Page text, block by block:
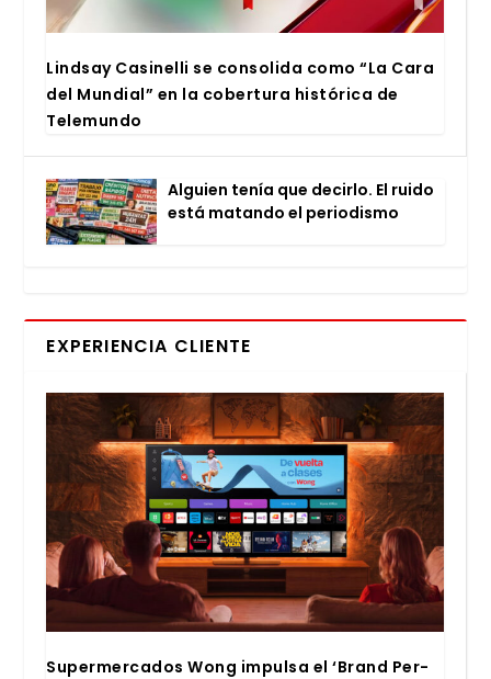
Lind­say Casi­ne­lli se con­so­li­da como “La Cara
del Mun­dial” en la cober­tu­ra his­tó­ri­ca de
Tele­mun­do
Alguien tenía que decir­lo. El rui­do
está matan­do el perio­dis­mo
EXPERIENCIA CLIENTE
Super­mer­ca­dos Wong impul­sa el ‘Brand Per­